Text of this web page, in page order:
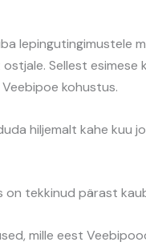
lepingutingimustele
Sellest
kohustus.
hiljemalt kahe
tekkinud pärast
mille eest